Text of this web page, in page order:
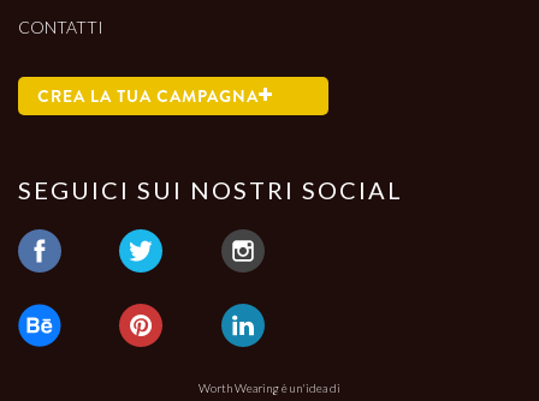
CONTATTI
CREA LA TUA CAMPAGNA
SEGUICI SUI NOSTRI SOCIAL
Worth Wearing è un'idea di